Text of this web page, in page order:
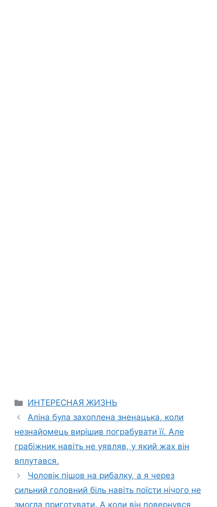
Categories
ИНТЕРЕСНАЯ ЖИЗНЬ
Аліна була захоплена зненацька, коли
незнайомець вирішив пограбувати її. Але
грабіжник навіть не уявляв, у який жах він
вплутався.
Чоловік пішов на рибалку, а я через
сильний головний біль навіть поїсти нічого не
змогла приготувати. А коли він повернувся